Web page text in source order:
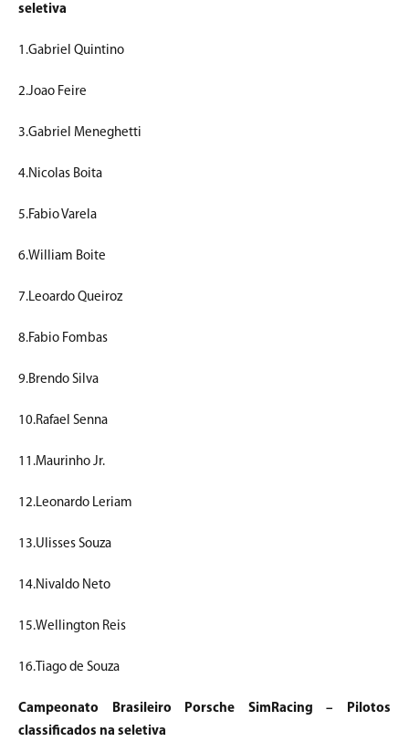
seletiva
1.Gabriel Quintino
2.Joao Feire
3.Gabriel Meneghetti
4.Nicolas Boita
5.Fabio Varela
6.William Boite
7.Leoardo Queiroz
8.Fabio Fombas
9.Brendo Silva
10.Rafael Senna
11.Maurinho Jr.
12.Leonardo Leriam
13.Ulisses Souza
14.Nivaldo Neto
15.Wellington Reis
16.Tiago de Souza
Campeonato Brasileiro Porsche SimRacing – Pilotos
classificados na seletiva